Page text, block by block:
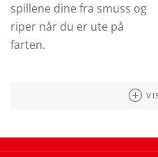
spillene dine fra smuss og
riper når du er ute på
farten.